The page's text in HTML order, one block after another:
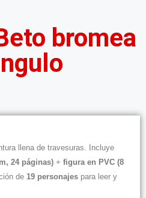
bromea
llena de travesuras. Incluye
24 páginas) + figura en PVC (8
de 19 personajes para leer y